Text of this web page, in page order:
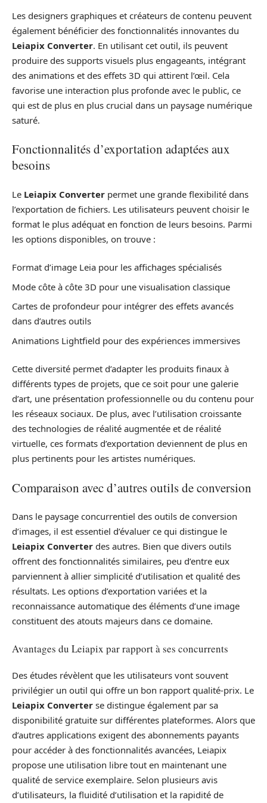
Les designers graphiques et créateurs de contenu peuvent
également bénéficier des fonctionnalités innovantes du
Leiapix Converter. En utilisant cet outil, ils peuvent
produire des supports visuels plus engageants, intégrant
des animations et des effets 3D qui attirent l’œil. Cela
favorise une interaction plus profonde avec le public, ce
qui est de plus en plus crucial dans un paysage numérique
saturé.
Fonctionnalités d’exportation adaptées aux
besoins
Le Leiapix Converter permet une grande flexibilité dans
l’exportation de fichiers. Les utilisateurs peuvent choisir le
format le plus adéquat en fonction de leurs besoins. Parmi
les options disponibles, on trouve :
Format d’image Leia pour les affichages spécialisés
Mode côte à côte 3D pour une visualisation classique
Cartes de profondeur pour intégrer des effets avancés
dans d’autres outils
Animations Lightfield pour des expériences immersives
Cette diversité permet d’adapter les produits finaux à
différents types de projets, que ce soit pour une galerie
d’art, une présentation professionnelle ou du contenu pour
les réseaux sociaux. De plus, avec l’utilisation croissante
des technologies de réalité augmentée et de réalité
virtuelle, ces formats d’exportation deviennent de plus en
plus pertinents pour les artistes numériques.
Comparaison avec d’autres outils de conversion
Dans le paysage concurrentiel des outils de conversion
d’images, il est essentiel d’évaluer ce qui distingue le
Leiapix Converter des autres. Bien que divers outils
offrent des fonctionnalités similaires, peu d’entre eux
parviennent à allier simplicité d’utilisation et qualité des
résultats. Les options d’exportation variées et la
reconnaissance automatique des éléments d’une image
constituent des atouts majeurs dans ce domaine.
Avantages du Leiapix par rapport à ses concurrents
Des études révèlent que les utilisateurs vont souvent
privilégier un outil qui offre un bon rapport qualité-prix. Le
Leiapix Converter se distingue également par sa
disponibilité gratuite sur différentes plateformes. Alors que
d’autres applications exigent des abonnements payants
pour accéder à des fonctionnalités avancées, Leiapix
propose une utilisation libre tout en maintenant une
qualité de service exemplaire. Selon plusieurs avis
d’utilisateurs, la fluidité d’utilisation et la rapidité de